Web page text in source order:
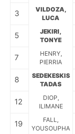
3
VILDOZA,
LUCA
5
JEKIRI,
TONYE
7
HENRY,
PIERRIA
8
SEDEKESKIS
TADAS
12
DIOP,
ILIMANE
19
FALL,
YOUSOUPHA